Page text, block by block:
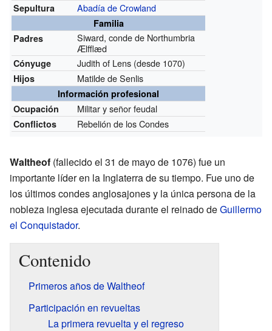
Sepultura Abadía de Crowland
Familia
Padres
Siward, conde de Northumbria
Ælfflæd
Cónyuge Judith of Lens (desde 1070)
Hijos Matilde de Senlis
Información profesional
Ocupación
Militar y señor feudal
Conflictos Rebelión de los Condes
Waltheof (fallecido el 31 de mayo de 1076) fue un
importante líder en la Inglaterra de su tiempo. Fue uno de
los últimos condes anglosajones y la única persona de la
nobleza inglesa ejecutada durante el reinado deGuillermo
el Conquistador.
Contenido
Primeros años de Waltheof
Participación en revueltas
La primera revuelta y el regreso